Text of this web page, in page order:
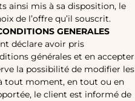
ainsi mis à sa disposition, le
de l’offre qu’il souscrit.
GENERALES
déclare avoir pris
générales et en accepter
la possibilité de modifier les
tout moment, en tout ou en
le client est informé de